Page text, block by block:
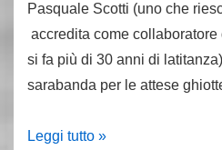
Pasquale Scotti (uno che
accredita come
si fa più di 30 anni di
sarabanda per le attese
Scotti
Leggi tutto »